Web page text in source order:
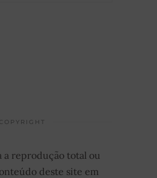
COPYRIGHT
reprodução total ou
deste site em